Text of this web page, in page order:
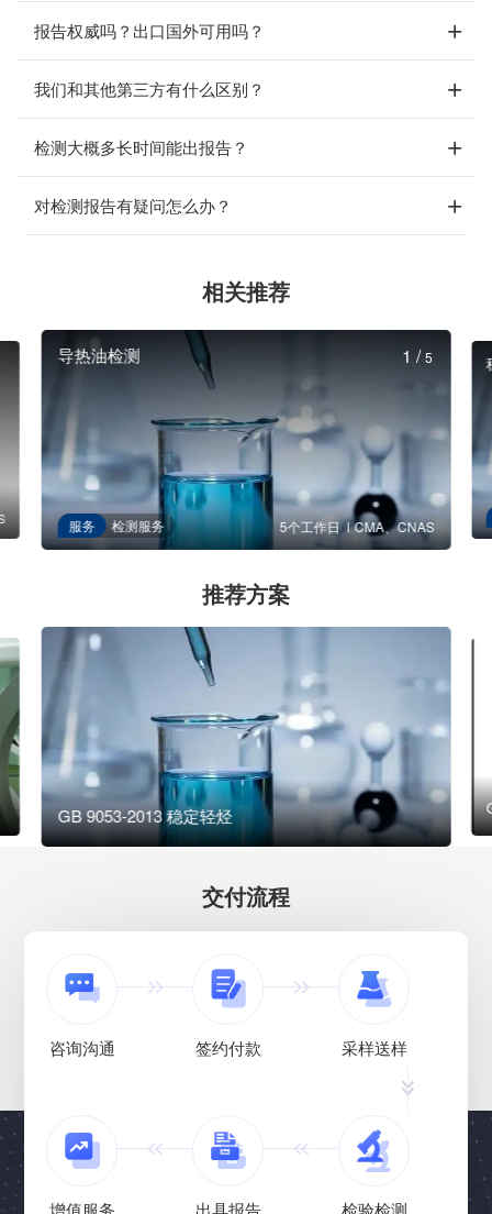
报告权威吗？出口国外可用吗？
我们和其他第三方有什么区别？
检测大概多长时间能出报告？
对检测报告有疑问怎么办？
相关推荐
导热油检测
服务 检测服务 5个工作日 CMA、CNAS
1 /5
推荐方案
GB 9053-2013 稳定轻烃
交付流程
咨询沟通 签约付款 采样送样
增值服务 出具报告 检验检测